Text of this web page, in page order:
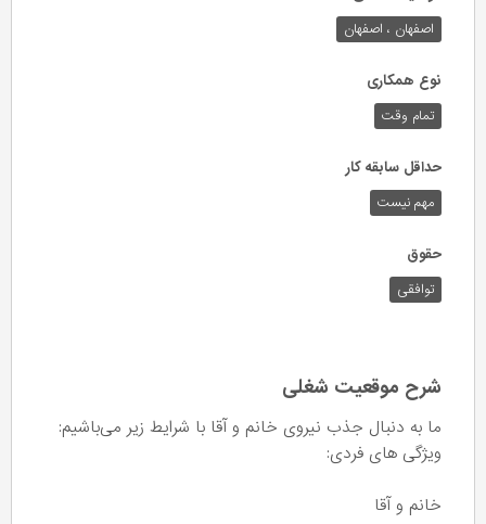
اصفهان ، اصفهان
نوع همکاری
تمام وقت
حداقل سابقه کار
مهم نیست
حقوق
توافقی
شرح موقعیت شغلی
ما به دنبال جذب نیروی خانم و آقا با شرایط زیر می‌باشیم:
ویژگی‌ های فردی:
خانم و آقا